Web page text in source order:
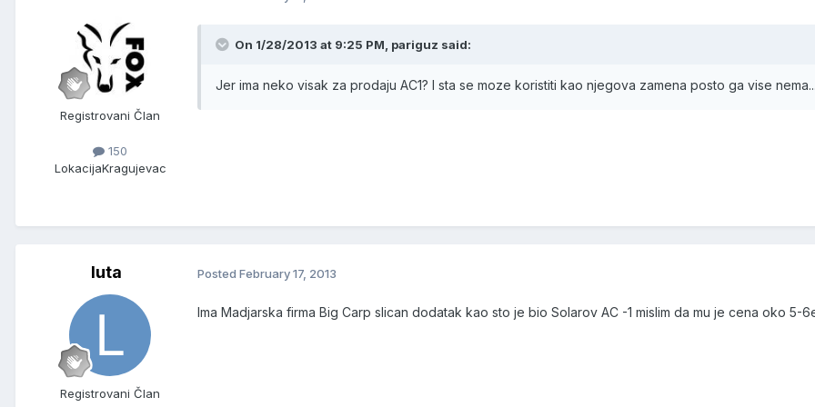
Registrovani Član
150
LokacijaKragujevac
On 1/28/2013 at 9:25 PM, pariguz said:
Jer ima neko visak za prodaju AC1? I sta se moze koristiti kao njegova zamena posto ga vise
luta
Registrovani Član
Posted February 17, 2013
Ima Madjarska firma Big Carp slican dodatak kao sto je bio Solarov AC -1 mislim da mu je cena oko 5-